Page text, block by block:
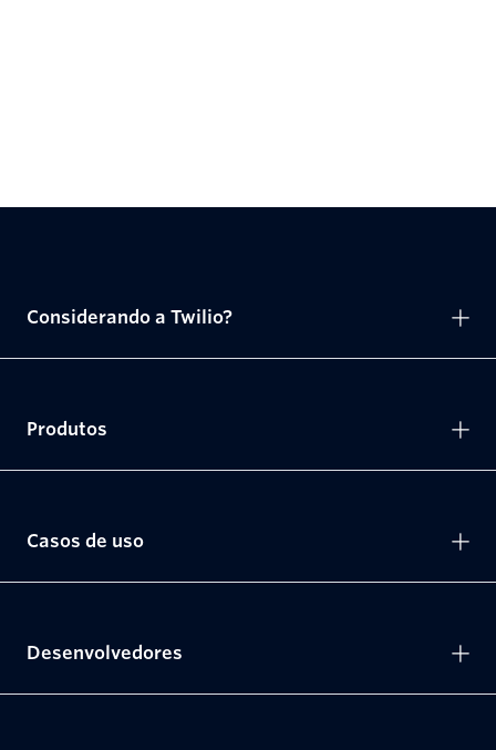
Considerando a Twilio?
Produtos
Casos de uso
Desenvolvedores